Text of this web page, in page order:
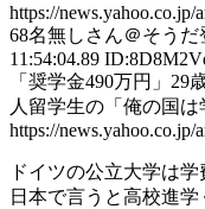
https://news.yahoo.co.jp/
68名無しさん＠そうだ
11:54:04.89
「奨学金490万円」
人留学生の「俺の国
https://news.yahoo.co.jp/
ドイツの公立大学は
日本で言うと高校進